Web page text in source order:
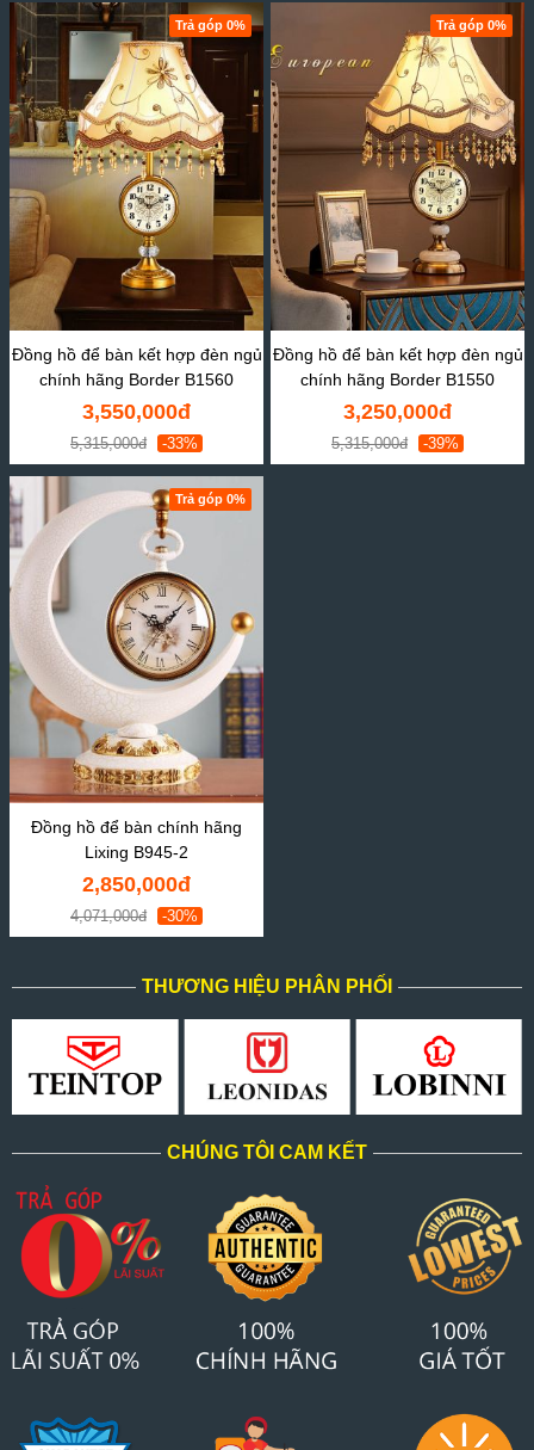
Trả góp 0%
Đồng hồ để bàn kết hợp đèn ngủ
chính hãng Border B1560
3,550,000đ
5,315,000đ -33%
Trả góp 0%
Đồng hồ để bàn kết hợp đèn ngủ
chính hãng Border B1550
3,250,000đ
5,315,000đ -39%
Trả góp 0%
Đồng hồ để bàn chính hãng
Lixing B945-2
2,850,000đ
4,071,000đ -30%
THƯƠNG HIỆU PHÂN PHỐI
CHÚNG TÔI CAM KẾT